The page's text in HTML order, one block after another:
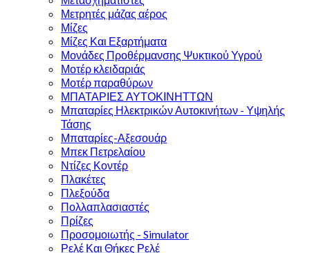
Μετρητές μάζας αέρος
Μίζες
Μίζες Και Εξαρτήματα
Μονάδες Προθέρμανσης Ψυκτικού Υγρού
Μοτέρ κλειδαριάς
Μοτέρ παραθύρων
ΜΠΑΤΑΡΙΕΣ ΑΥΤΟΚΙΝΗΤΤΩΝ
Μπαταρίες Ηλεκτρικών Αυτοκινήτων - Υψηλής
Τάσης
Μπαταρίες-Αξεσουάρ
Μπεκ Πετρελαίου
Ντίζες Κοντέρ
Πλακέτες
Πλεξούδα
Πολλαπλασιαστές
Πρίζες
Προσομοιωτής - Simulator
Ρελέ Και Θήκες Ρελέ